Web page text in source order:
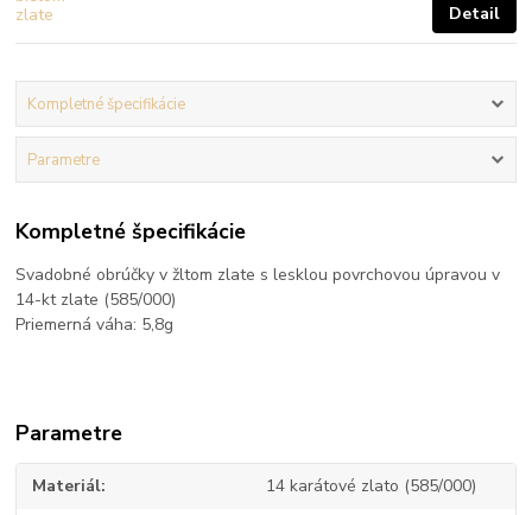
Detail
Kompletné špecifikácie
Parametre
Kompletné špecifikácie
Svadobné obrúčky v žltom zlate s lesklou povrchovou úpravou v
14-kt zlate (585/000)
Priemerná váha: 5,8g
Parametre
Materiál 14 karátové zlato (585/000)